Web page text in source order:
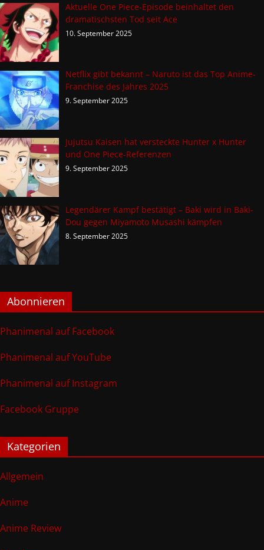
Aktuelle One Piece-Episode beinhaltet den
dramatischsten Tod seit Ace
10. September 2025
Netflix gibt bekannt – Naruto ist das Top Anime-
Franchise des Jahres 2025
9. September 2025
Jujutsu Kaisen hat versteckte Hunter x Hunter
und One Piece-Referenzen
9. September 2025
Legendärer Kampf bestätigt – Baki wird in Baki-
Dou gegen Miyamoto Musashi kämpfen
8. September 2025
Abonnieren
Phanimenal auf Facebook
Phanimenal auf YouTube
Phanimenal auf Instagram
Facebook Gruppe
Kategorien
Allgemein
Anime
Anime Review